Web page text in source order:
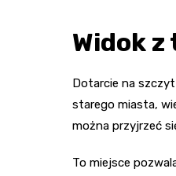
Widok
Dotarcie na
starego miasta,
można przyjrzeć
To miejsce